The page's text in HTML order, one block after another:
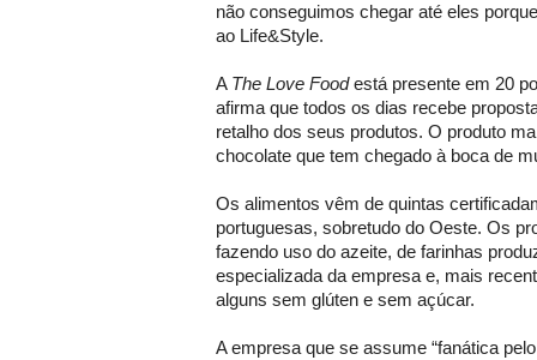
não conseguimos chegar até eles
ao Life&Style.
A The Love Foodestá presente em 20
afirma que todos os dias recebe
retalho dos seus produtos. O produto
chocolate que tem chegado à boca de
Os alimentos vêm de quintas
portuguesas, sobretudo do Oeste. Os
fazendo uso do azeite, de farinhas
especializada da empresa e, mais
alguns sem glúten e sem açúcar.
A empresa que se assume “fanática